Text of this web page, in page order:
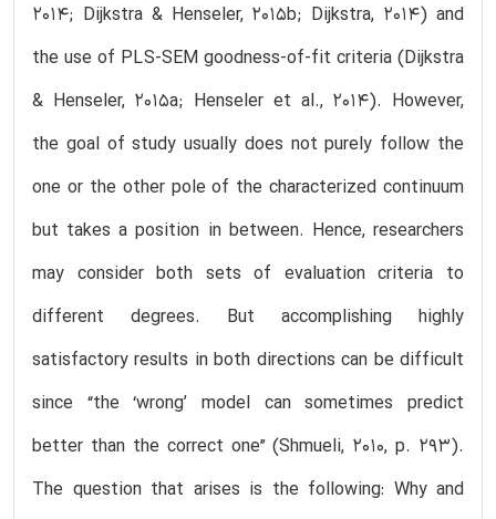
2014; Dijkstra & Henseler, 2015b; Dijkstra, 2014) and
the use of PLS-SEM goodness-of-fit criteria (Dijkstra
& Henseler, 2015a; Henseler et al., 2014). However,
the goal of study usually does not purely follow the
one or the other pole of the characterized continuum
but takes a position in between. Hence, researchers
may consider both sets of evaluation criteria to
different degrees. But accomplishing highly
satisfactory results in both directions can be difficult
since “the ‘wrong’ model can sometimes predict
better than the correct one” (Shmueli, 2010, p. 293).
The question that arises is the following: Why and